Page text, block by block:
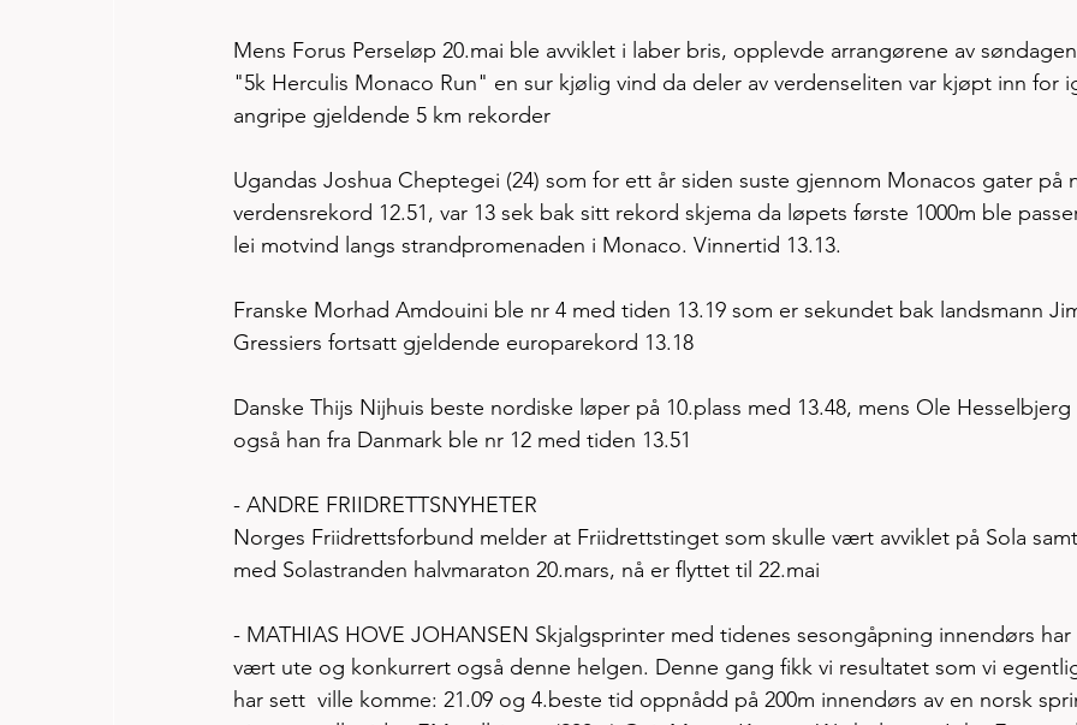
Mens Forus Perseløp 20.mai ble avviklet i laber bris, opplevde arrangørene av
"5k Herculis Monaco Run" en sur kjølig vind da deler av verdenseliten var kjøpt inn for
angripe gjeldende 5 km rekorder
Ugandas Joshua Cheptegei (24) som for ett år siden suste gjennom Monacos gater
verdensrekord 12.51, var 13 sek bak sitt rekord skjema da løpets første 1000m ble
lei motvind langs strandpromenaden i Monaco. Vinnertid 13.13.
Franske Morhad Amdouini ble nr 4 med tiden 13.19 som er sekundet bak landsmann
Gressiers fortsatt gjeldende europarekord 13.18
Danske Thijs Nijhuis beste nordiske løper på 10.plass med 13.48, mens Ole Hesselbjerg
også han fra Danmark ble nr 12 med tiden 13.51
- ANDRE FRIIDRETTSNYHETER
Norges Friidrettsforbund melder at Friidrettstinget som skulle vært avviklet på Sola
med Solastranden halvmaraton 20.mars, nå er flyttet til 22.mai
- MATHIAS HOVE JOHANSEN Skjalgsprinter med tidenes sesongåpning innendørs har
vært ute og konkurrert også denne helgen. Denne gang fikk vi resultatet som vi
har sett  ville komme: 21.09 og 4.beste tid oppnådd på 200m innendørs av en norsk